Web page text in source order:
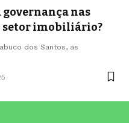
nas
setor imobiliário?
dos Santos, as